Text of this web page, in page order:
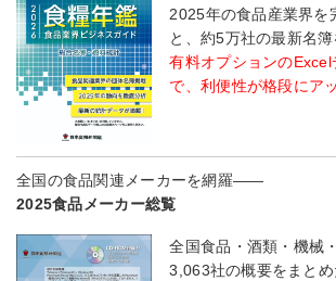
2025年の食品産業界を
と、約5万社の最新名簿
有料オプションのExcel
で、利便性が格段にア
全国の食品関連メーカーを網羅――
2025食品メーカー総覧
全国食品・酒類・機械
3,063社の概要をまと